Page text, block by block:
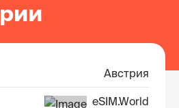
Австрия
eSIM.World